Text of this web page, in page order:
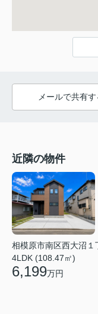
メールで共有す
近隣の物件
相模原市南区西大沼１
4LDK (108.47㎡)
6,199万円